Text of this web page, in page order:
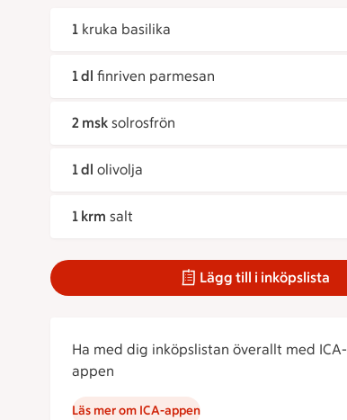
1 kruka basilika
1 dl finriven parmesan
2 msk solrosfrön
1 dl olivolja
1 krm salt
Lägg till i inköpslista
Ha med dig inköpslistan överallt med ICA-
appen
Läs mer om ICA-appen